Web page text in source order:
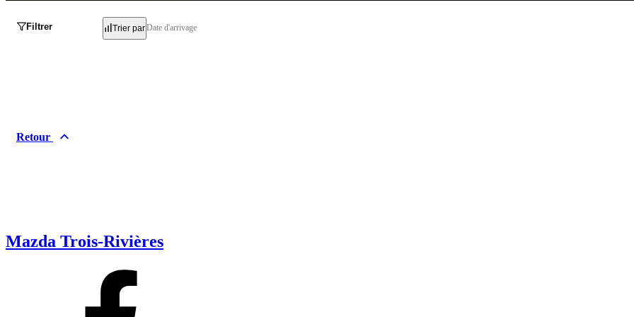
Filtrer Trier parDate d'arrivage
Retour
Mazda Trois-Rivières